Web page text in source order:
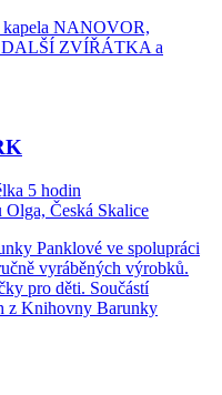
kapela NANOVOR,
DALŠÍ ZVÍŘÁTKA a
5 hodin
Olga, Česká Skalice
Panklové ve spolupráci
vyráběných výrobků.
pro děti. Součástí
z Knihovny Barunky